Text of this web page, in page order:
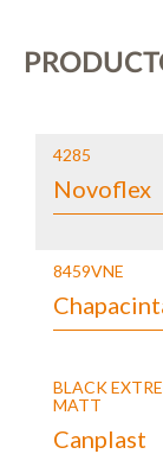
4285
Novoflex
8459VNE
BLACK
MATT
Canplast